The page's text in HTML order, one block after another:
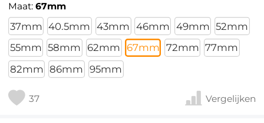
Maat:67mm
37mm 40.5mm 43mm 46mm 49mm 52mm
55mm 58mm 62mm 67mm 72mm 77mm
82mm 86mm 95mm
37 Vergelijken